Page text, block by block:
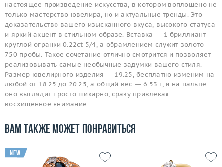
настоящее произведение искусства, в котором воплощено не
только мастерство ювелира, но и актуальные тренды. Это
доказательство вашего изысканного вкуса, высокого статуса
и яркий акцент в стильном образе. Вставка — 1 бриллиант
круглой огранки 0.22ct 5/4, а обрамлением служит золото
750 пробы. Такое сочетание отлично смотрится и позволяет
реализовывать самые необычные задумки вашего стиля.
Размер ювелирного изделия — 19.25, бесплатно изменим на
любой от 18.25 до 20.25, а общий вес — 6.53 г, и на пальце
оно выглядит просто шикарно, сразу привлекая
восхищенное внимание.
Вам также может понравиться
new